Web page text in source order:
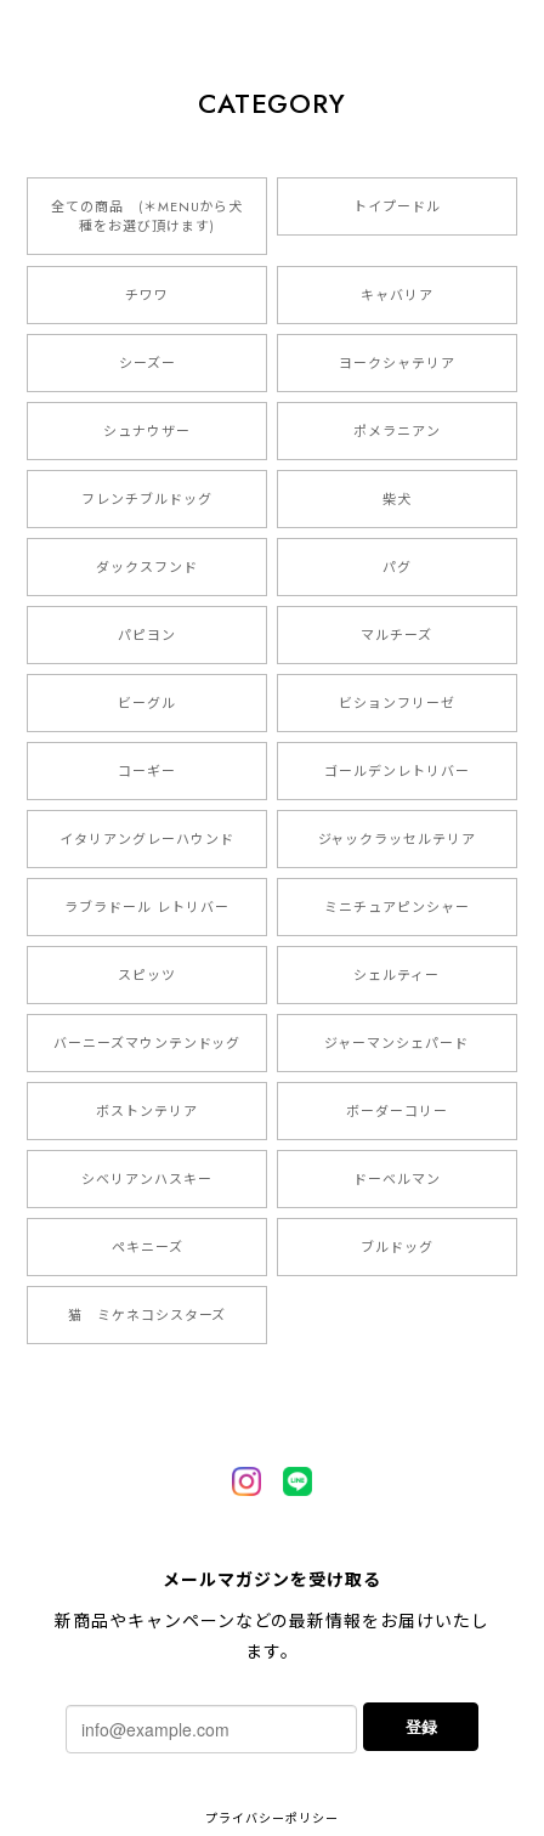
2026/01/16
とっても可愛くて、わんちゃんの名前や電話番号も分か
りやすくて最高です！ ありがとうございました❁⃘*.ﾟ
ご縁がありましたら、またよろしくお願いいたします。
【 自然に囲まれた ダックスフンド 】 キャニスター 保存容器 お家用 プレゼント 犬 ペット うちの子 犬グッズ
【 ボーダーコリー 水彩画風 毛色4色 】 手帳 スマホケース 犬 うちの子 iPhone & Android
ったです。 ご連絡が取りづらい点だけ少し不安になり
ましたが、商品の素敵さでチャラです。 本当に可愛
い。ありがとうございます。
2024/10/28
注文受領連絡が無かったのでハラハラしましたが… 可
愛い商品が届きました！大満足です♪
【 自然に囲まれた ポメラニアン 】マグカップ 犬 ペット うちの子 犬グッズ ギフト プレゼント 母の日
りまして、元気な時の顔がそっくりだったので、注文し
ました。ありがとうございました。
2024/05/22
2024/05/04
【 柴犬 毛色3色】マグカップ お家用 プレゼント コーギーブラザーズ 犬 うちの子
2024/02/10
した！とても早い対応でありがとうございました。 プ
CATEGORY
全ての商品 (＊MENUから犬
種をお選び頂けます)
トイプードル
チワワ キャバリア
シーズー ヨークシャテリア
シュナウザー ポメラニアン
フレンチブルドッグ 柴犬
ダックスフンド パグ
パピヨン マルチーズ
ビーグル ビションフリーゼ
コーギー ゴールデンレトリバー
イタリアングレーハウンド ジャックラッセルテリア
ラブラドール レトリバー ミニチュアピンシャー
スピッツ シェルティー
バーニーズマウンテンドッグ ジャーマンシェパード
ボストンテリア ボーダーコリー
シベリアンハスキー ドーベルマン
ペキニーズ ブルドッグ
猫 ミケネコシスターズ
メールマガジンを受け取る
新商品やキャンペーンなどの最新情報をお届けいたし
ます。
登録
プライバシーポリシー